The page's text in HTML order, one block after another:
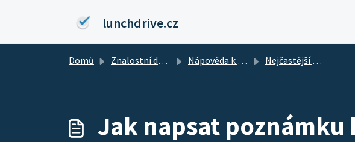
lunchdrive.cz
Domů Znalostní databáze Nápověda k účtu strávníka Nejčastější odpovědi na dotazy k účtu
Jak napsat poznámku